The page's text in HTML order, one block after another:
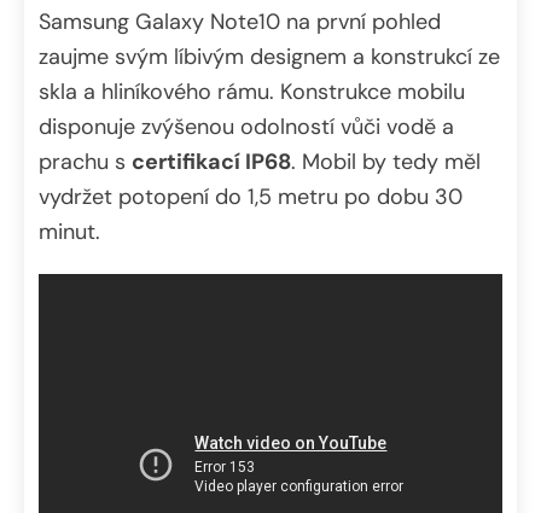
Samsung Galaxy Note10 na první pohled
zaujme svým líbivým designem a konstrukcí ze
skla a hliníkového rámu. Konstrukce mobilu
disponuje zvýšenou odolností vůči vodě a
prachu s certifikací IP68. Mobil by tedy měl
vydržet potopení do 1,5 metru po dobu 30
minut.